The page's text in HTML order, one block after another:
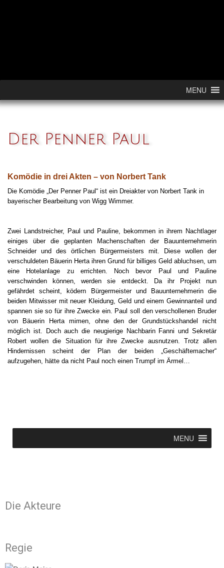
MENU
Der Penner Paul
Komödie in drei Akten – von Norbert Tank
Die Komödie „Der Penner Paul“ ist ein Dreiakter von Norbert Tank in
bayerischer Bearbeitung von Wigg Wimmer.
Zwei Landstreicher, Paul und Pauline, bekommen in ihrem Nachtlager
einiges über die geplanten Machenschaften der Bauunternehmerin
Schneider und des örtlichen Bürgermeisters mit. Diese wollen der
verschuldeten Bäuerin Herta ihren Grund für billiges Geld abluchsen, um
eine Hotelanlage zu errichten. Noch bevor Paul und Pauline
verschwinden können, werden sie entdeckt. Da ihr Projekt nun
gefährdet scheint, ködern Bürgermeister und Bauunternehmerin die
beiden Mitwisser mit neuer Kleidung, Geld und einem Gewinnanteil und
spannen sie so für ihre Zwecke ein. Paul soll den verschollenen Bruder
von Bäuerin Herta mimen, ohne den der Grundstückshandel nicht
möglich ist. Doch auch die neugierige Nachbarin Fanni und Sekretär
Robert wollen die Situation für ihre Zwecke ausnutzen. Trotz allen
Hindernissen scheint der Plan der beiden „Geschäftemacher“
aufzugehen, hätte da nicht Paul noch einen Trumpf im Ärmel…
MENU
Die Akteure
Regie